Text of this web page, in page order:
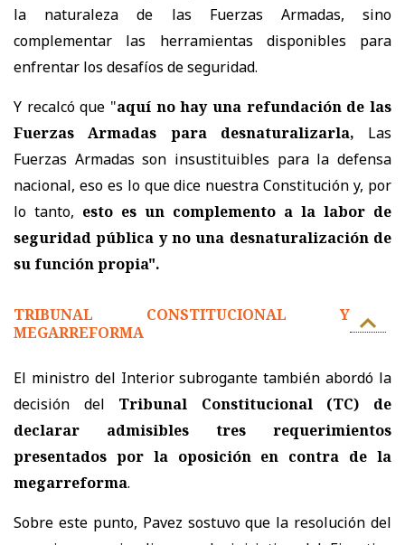
la naturaleza de las Fuerzas Armadas, sino
complementar las herramientas disponibles para
enfrentar los desafíos de seguridad.
Y recalcó que "aquí no hay una refundación de las
Fuerzas Armadas para desnaturalizarla, Las
Fuerzas Armadas son insustituibles para la defensa
nacional, eso es lo que dice nuestra Constitución y, por
lo tanto, esto es un complemento a la labor de
seguridad pública y no una desnaturalización de
su función propia".
TRIBUNAL CONSTITUCIONAL Y
MEGARREFORMA
El ministro del Interior subrogante también abordó la
decisión del Tribunal Constitucional (TC) de
declarar admisibles tres requerimientos
presentados por la oposición en contra de la
megarreforma.
Sobre este punto, Pavez sostuvo que la resolución del